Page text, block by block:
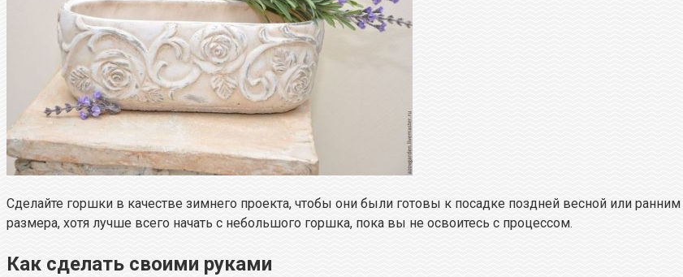
Сделайте горшки в качестве зимнего проекта, чтобы они были готовы к посадке поздней весной или
размера, хотя лучше всего начать с небольшого горшка, пока вы не освоитесь с процессом.
Как сделать своими руками